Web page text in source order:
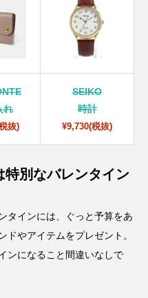
れ
抜)
SEIKO
時計
¥9,730(税抜)
特別なバレンタイン
タインには、ぐっと予算をあ
ドやアイテムをプレゼント。
ンになること間違いなしで